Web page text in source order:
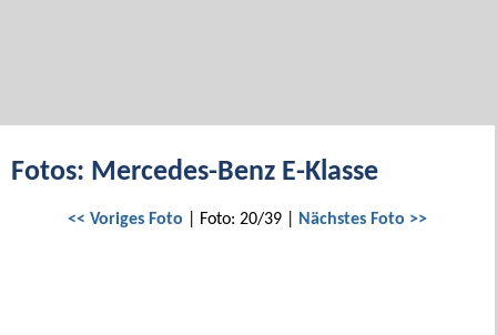
Fotos: Mercedes-Benz E-Klasse
<< Voriges Foto | Foto: 20/39 | Nächstes Foto >>